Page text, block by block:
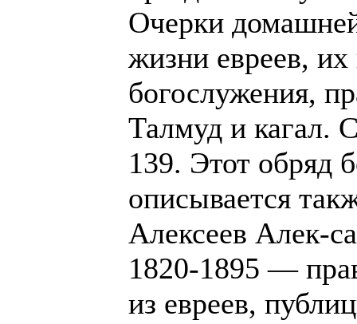
Очерки
жизни евреев, их
богослужения,
Талмуд и кагал.
139. Этот обряд
описывается
Алексеев Алек-
1820-1895 —
из евреев,